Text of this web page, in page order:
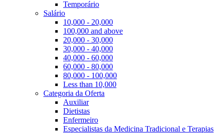
Temporário
Salário
10,000 - 20,000
100,000 and above
20,000 - 30,000
30,000 - 40,000
40,000 - 60,000
60,000 - 80,000
80,000 - 100,000
Less than 10,000
Categoria da Oferta
Auxiliar
Dietistas
Enfermeiro
Especialistas da Medicina Tradicional e Terapias